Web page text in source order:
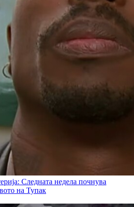
Следната недела почнува
на Тупак